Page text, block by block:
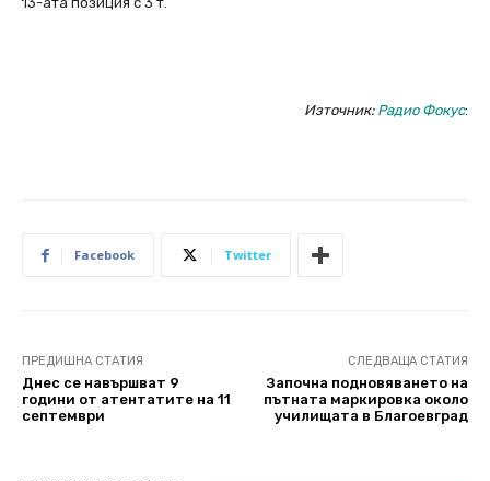
Източник: Радио Фокус:
Facebook Twitter
ПРЕДИШНА СТАТИЯ
Днес се навършват 9
години от атентатите на 11
септември
СЛЕДВАЩА СТАТИЯ
Започна подновяването на
пътната маркировка около
училищата в Благоевград